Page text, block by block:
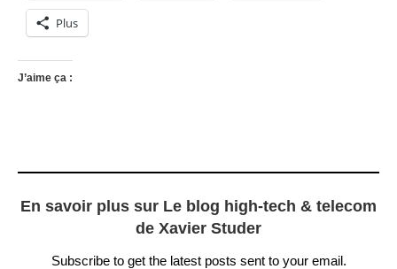
Plus
J’aime ça :
En savoir plus sur Le blog high-tech & telecom
de Xavier Studer
Subscribe to get the latest posts sent to your email.